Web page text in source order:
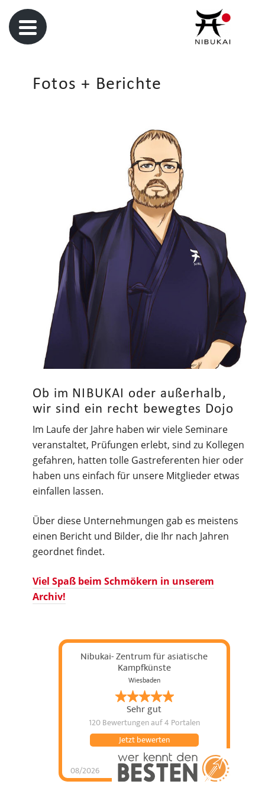
Fotos + Berichte
Ob im NIBUKAI oder außerhalb,
wir sind ein recht bewegtes Dojo
Im Laufe der Jahre haben wir viele Seminare
veranstaltet, Prüfungen erlebt, sind zu Kollegen
gefahren, hatten tolle Gastreferenten hier oder
haben uns einfach für unsere Mitglieder etwas
einfallen lassen.
Über diese Unternehmungen gab es meistens
einen Bericht und Bilder, die Ihr nach Jahren
geordnet findet.
Viel Spaß beim Schmökern in unserem
Archiv!
Nibukai- Zentrum für asiatische
Kampfkünste
Wiesbaden
Sehr gut
120 Bewertungenauf 4 Portalen
08/2026
Jetzt bewerten
Nibukai- Zentrum für
asiatische